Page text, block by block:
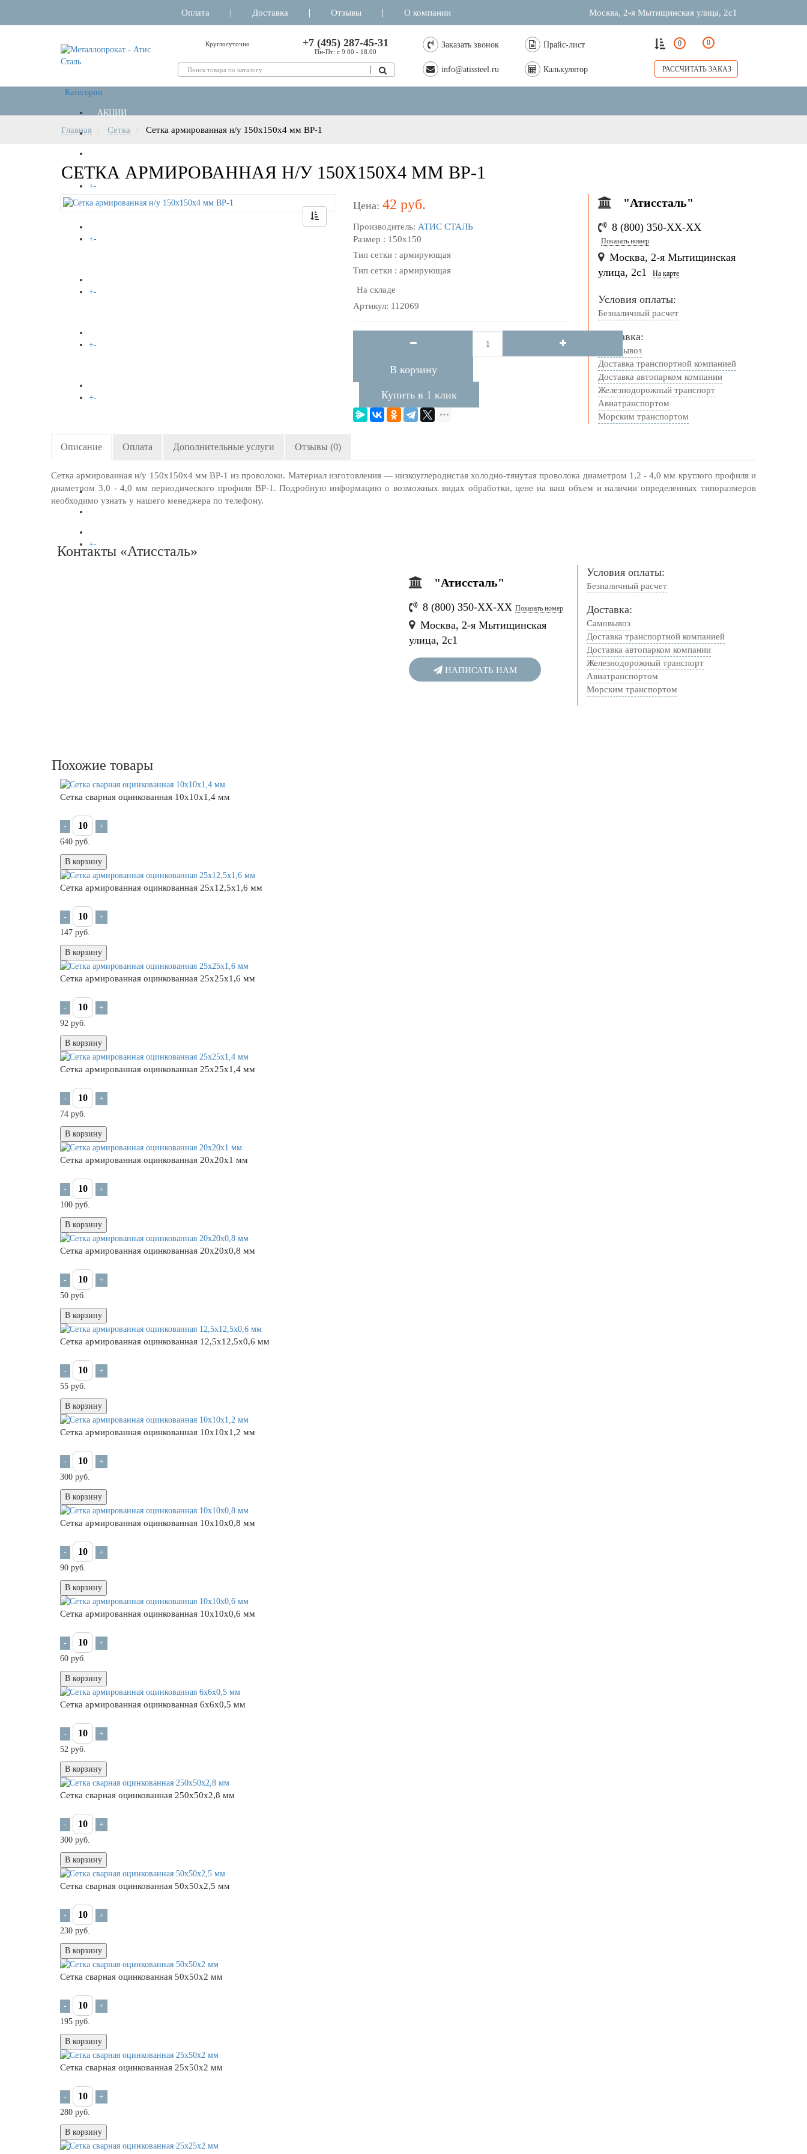
Оплата Доставка Отзывы О компании Москва, 2-я Мытищинская улица, 2с1
Круглосуточно +7 (495) 287-45-31
Пн-Пт: с 9.00 - 18.00
Заказать звонок Прайс-лист
info@atissteel.ru Калькулятор
0 0
РАССЧИТАТЬ ЗАКАЗ
Категории
АКЦИИ
+-
НЕРЖАВЕЙКА
+-
+-
+-
+-
+-
ВАКАНСИИ
+-
Главная Сетка Сетка армированная н/у 150х150х4 мм ВР-1
СЕТКА АРМИРОВАННАЯ Н/У 150Х150Х4 ММ ВР-1
Цена:42 руб.
Производитель: АТИС СТАЛЬ
Размер : 150х150
Тип сетки : армирующая
Тип сетки : армирующая
На складе
Артикул: 112069
В корзину
Купить в 1 клик
"Атиссталь"
8 (800) 350-ХХ-ХХ
Показать номер
Москва, 2-я Мытищинская
улица, 2с1
На карте
Условия оплаты:
Безналичный расчет
Доставка:
Самовывоз
Доставка транспортной компанией
Доставка автопарком компании
Железнодорожный транспорт
Авиатранспортом
Морским транспортом
Описание Оплата Дополнительные услуги Отзывы (0)
Сетка армированная н/у 150х150х4 мм ВР-1 из проволоки. Материал изготовления — низкоуглеродистая холодно-тянутая проволока диаметром 1,2 - 4,0 мм круглого профиля и
диаметром 3,0 - 4,0 мм периодического профиля ВР-1. Подробную информацию о возможных видах обработки, цене на ваш объем и наличии определенных типоразмеров
необходимо узнать у нашего менеджера по телефону.
Контакты «Атиссталь»
"Атиссталь"
8 (800) 350-ХХ-ХХ Показать номер
Москва, 2-я Мытищинская
улица, 2с1
НАПИСАТЬ НАМ
Условия оплаты:
Безналичный расчет
Доставка:
Самовывоз
Доставка транспортной компанией
Доставка автопарком компании
Железнодорожный транспорт
Авиатранспортом
Морским транспортом
Похожие товары
Сетка сварная оцинкованная 10х10х1,4 мм
-
+
640 руб.
В корзину
Сетка армированная оцинкованная 25х12,5х1,6 мм
-
+
147 руб.
В корзину
Сетка армированная оцинкованная 25х25х1,6 мм
-
+
92 руб.
В корзину
Сетка армированная оцинкованная 25х25х1,4 мм
-
+
74 руб.
В корзину
Сетка армированная оцинкованная 20х20х1 мм
-
+
100 руб.
В корзину
Сетка армированная оцинкованная 20х20х0,8 мм
-
+
50 руб.
В корзину
Сетка армированная оцинкованная 12,5х12,5х0,6 мм
-
+
55 руб.
В корзину
Сетка армированная оцинкованная 10х10х1,2 мм
-
+
300 руб.
В корзину
Сетка армированная оцинкованная 10х10х0,8 мм
-
+
90 руб.
В корзину
Сетка армированная оцинкованная 10х10х0,6 мм
-
+
60 руб.
В корзину
Сетка армированная оцинкованная 6х6х0,5 мм
-
+
52 руб.
В корзину
Сетка сварная оцинкованная 250х50х2,8 мм
-
+
300 руб.
В корзину
Сетка сварная оцинкованная 50х50х2,5 мм
-
+
230 руб.
В корзину
Сетка сварная оцинкованная 50х50х2 мм
-
+
195 руб.
В корзину
Сетка сварная оцинкованная 25х50х2 мм
-
+
280 руб.
В корзину